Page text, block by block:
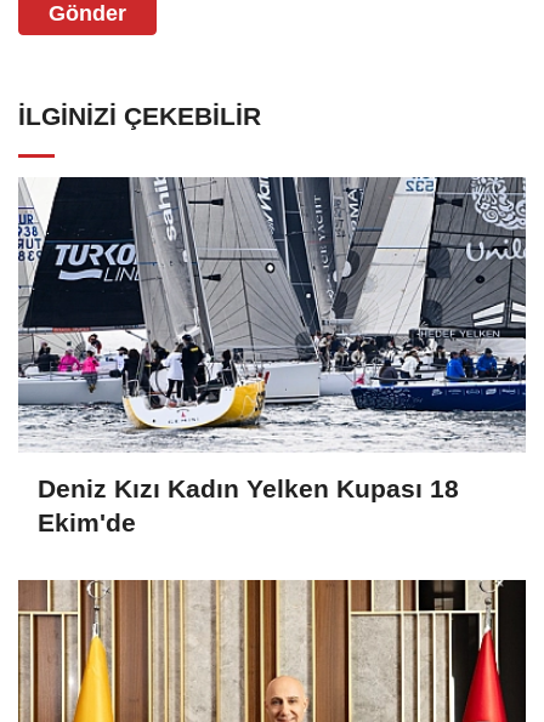
Gönder
İLGINIZI ÇEKEBILIR
Deniz Kızı Kadın Yelken Kupası 18
Ekim'de